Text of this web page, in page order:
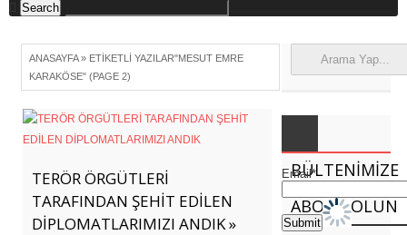
ANASAYFA» ETIKETLI YAZILAR"MESUT EMRE
KARAKÖSE" (PAGE 2)
TERÖR ÖRGÜTLERİ
TARAFINDAN ŞEHİT EDİLEN
DİPLOMATLARIMIZI ANDIK »
BÜLTENIMIZE
ABONE OLUN
Email*